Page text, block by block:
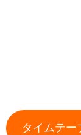
タイムテー